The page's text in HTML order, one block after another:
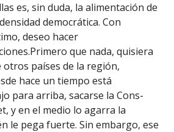
es, sin duda, la alimentación de
democrática. Con
deseo hacer
que nada, quisiera
países de la región,
hace un tiempo está
para arriba, sacarse la Cons-
y en el medio lo agarra la
le pega fuerte. Sin embargo, ese